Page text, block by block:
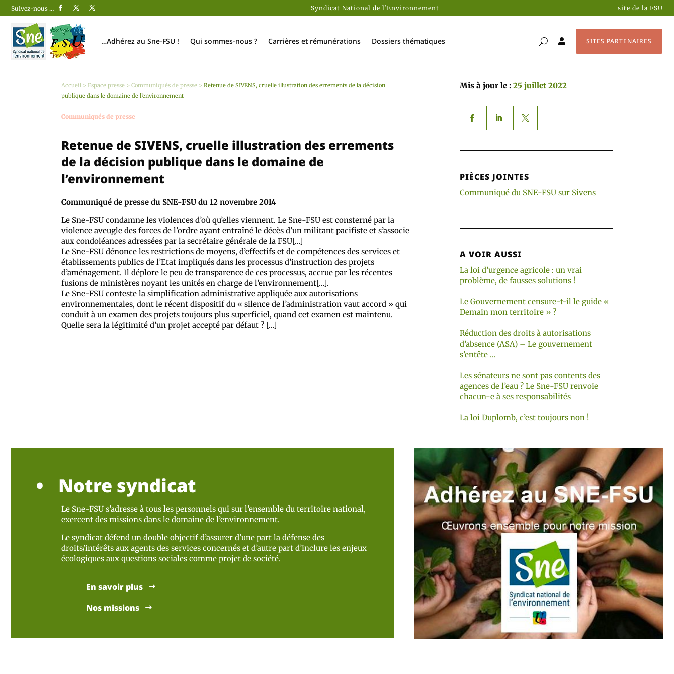
Suivez-nous … Syndicat National de l’Environnement site de la FSU
…Adhérez au Sne-FSU ! Qui sommes-nous ? Carrières et rémunérations Dossiers thématiques  SITES PARTENAIRES
Accueil > Espace presse > Communiqués de presse > Retenue de SIVENS, cruelle illustration des errements de la décision
publique dans le domaine de l’environnement
Communiqués de presse
Retenue de SIVENS, cruelle illustration des errements
de la décision publique dans le domaine de
l’environnement
Communiqué de presse du SNE-FSU du 12 novembre 2014
Le Sne-FSU condamne les violences d’où qu’elles viennent. Le Sne-FSU est consterné par la
violence aveugle des forces de l’ordre ayant entraîné le décès d’un militant pacifiste et s’associe
aux condoléances adressées par la secrétaire générale de la FSU[…]
Le Sne-FSU dénonce les restrictions de moyens, d’effectifs et de compétences des services et
établissements publics de l’Etat impliqués dans les processus d’instruction des projets
d’aménagement. Il déplore le peu de transparence de ces processus, accrue par les récentes
fusions de ministères noyant les unités en charge de l’environnement[…].
Le Sne-FSU conteste la simplification administrative appliquée aux autorisations
environnementales, dont le récent dispositif du « silence de l’administration vaut accord » qui
conduit à un examen des projets toujours plus superficiel, quand cet examen est maintenu.
Quelle sera la légitimité d’un projet accepté par défaut ? […]
Mis à jour le : 25 juillet 2022
PIÈCES JOINTES
Communiqué du SNE-FSU sur Sivens
A VOIR AUSSI
La loi d’urgence agricole : un vrai
problème, de fausses solutions !
Le Gouvernement censure-t-il le guide «
Demain mon territoire » ?
Réduction des droits à autorisations
d’absence (ASA) – Le gouvernement
s’entête …
Les sénateurs ne sont pas contents des
agences de l’eau ? Le Sne-FSU renvoie
chacun-e à ses responsabilités
La loi Duplomb, c’est toujours non !
Notre syndicat
Le Sne-FSU s’adresse à tous les personnels qui sur l’ensemble du territoire national,
exercent des missions dans le domaine de l’environnement.
Le syndicat défend un double objectif d’assurer d’une part la défense des
droits/intérêts aux agents des services concernés et d’autre part d’inclure les enjeux
écologiques aux questions sociales comme projet de société.
En savoir plus
Nos missions